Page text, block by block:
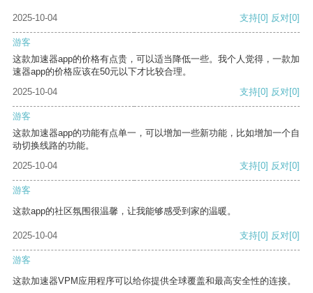
2025-10-04 支持[0] 反对[0]
游客
这款加速器app的价格有点贵，可以适当降低一些。我个人觉得，一款加
速器app的价格应该在50元以下才比较合理。
2025-10-04
支持[0] 反对[0]
游客
这款加速器app的功能有点单一，可以增加一些新功能，比如增加一个自
动切换线路的功能。
2025-10-04
支持[0] 反对[0]
游客
这款app的社区氛围很温馨，让我能够感受到家的温暖。
2025-10-04 支持[0] 反对[0]
游客
这款加速器VPM应用程序可以给你提供全球覆盖和最高安全性的连接。